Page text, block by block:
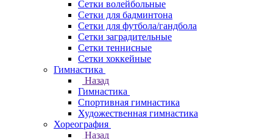
Сетки волейбольные
Сетки для бадминтона
Сетки для футбола/гандбола
Сетки заградительные
Сетки теннисные
Сетки хоккейные
Гимнастика
Назад
Гимнастика
Спортивная гимнастика
Художественная гимнастика
Хореография
Назад